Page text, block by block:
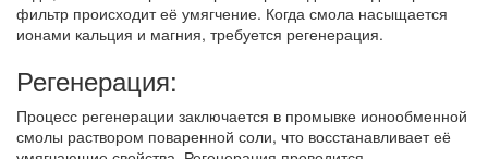
фильтр происходит её умягчение. Когда смола насыщается
ионами кальция и магния, требуется регенерация.
Регенерация:
Процесс регенерации заключается в промывке ионообменной
смолы раствором поваренной соли, что восстанавливает её